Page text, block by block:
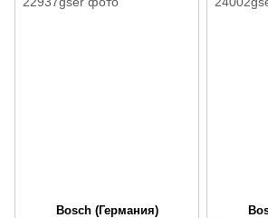
Bosch (Германия)